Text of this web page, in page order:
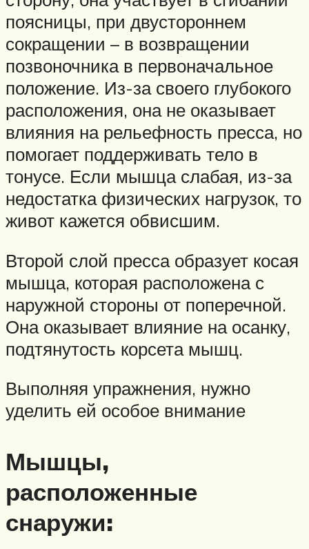
поясницы, при двустороннем
сокращении – в возвращении
позвоночника в первоначальное
положение. Из-за своего глубокого
расположения, она не оказывает
влияния на рельефность пресса, но
помогает поддерживать тело в
тонусе. Если мышца слабая, из-за
недостатка физических нагрузок, то
живот кажется обвисшим.
Второй слой пресса образует косая
мышца, которая расположена с
наружной стороны от поперечной.
Она оказывает влияние на осанку,
подтянутость корсета мышц.
Выполняя упражнения, нужно
уделить ей особое внимание
Мышцы,
расположенные
снаружи: